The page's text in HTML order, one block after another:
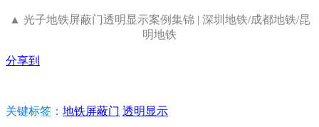
▲ 光子地铁屏蔽门透明显示案例集锦 | 深圳地铁/成都地铁/昆
明地铁
分享到
关键标签： 地铁屏蔽门 透明显示